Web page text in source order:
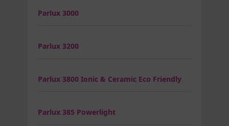
Parlux 3000
Parlux 3200
Parlux 3800 Ionic & Ceramic Eco Friendly
Parlux 385 Powerlight